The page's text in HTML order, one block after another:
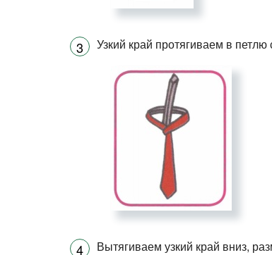
Узкий край протягиваем в петлю
Вытягиваем узкий край вниз,